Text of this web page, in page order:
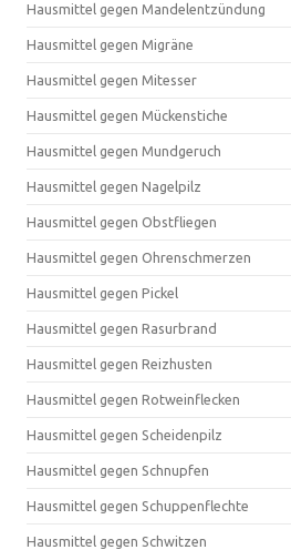
Hausmittel gegen Mandelentzündung
Hausmittel gegen Migräne
Hausmittel gegen Mitesser
Hausmittel gegen Mückenstiche
Hausmittel gegen Mundgeruch
Hausmittel gegen Nagelpilz
Hausmittel gegen Obstfliegen
Hausmittel gegen Ohrenschmerzen
Hausmittel gegen Pickel
Hausmittel gegen Rasurbrand
Hausmittel gegen Reizhusten
Hausmittel gegen Rotweinflecken
Hausmittel gegen Scheidenpilz
Hausmittel gegen Schnupfen
Hausmittel gegen Schuppenflechte
Hausmittel gegen Schwitzen